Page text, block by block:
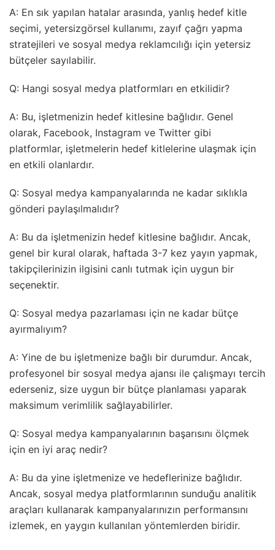
A: En sık yapılan hatalar arasında, yanlış hedef kitle
seçimi, yetersizgörsel kullanımı, zayıf çağrı yapma
stratejileri ve sosyal medya reklamcılığı için yetersiz
bütçeler sayılabilir.
Q: Hangi sosyal medya platformları en etkilidir?
A: Bu, işletmenizin hedef kitlesine bağlıdır. Genel
olarak, Facebook, Instagram ve Twitter gibi
platformlar, işletmelerin hedef kitlelerine ulaşmak için
en etkili olanlardır.
Q: Sosyal medya kampanyalarında ne kadar sıklıkla
gönderi paylaşılmalıdır?
A: Bu da işletmenizin hedef kitlesine bağlıdır. Ancak,
genel bir kural olarak, haftada 3-7 kez yayın yapmak,
takipçilerinizin ilgisini canlı tutmak için uygun bir
seçenektir.
Q: Sosyal medya pazarlaması için ne kadar bütçe
ayırmalıyım?
A: Yine de bu işletmenize bağlı bir durumdur. Ancak,
profesyonel bir sosyal medya ajansı ile çalışmayı tercih
ederseniz, size uygun bir bütçe planlaması yaparak
maksimum verimlilik sağlayabilirler.
Q: Sosyal medya kampanyalarının başarısını ölçmek
için en iyi araç nedir?
A: Bu da yine işletmenize ve hedeflerinize bağlıdır.
Ancak, sosyal medya platformlarının sunduğu analitik
araçları kullanarak kampanyalarınızın performansını
izlemek, en yaygın kullanılan yöntemlerden biridir.